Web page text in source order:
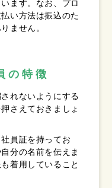
ます。なお、プロ
い方法は振込のた
ません。
の特徴
れないようにする
さえておきましょ
員証を持ってお
分の名前を伝えま
着用していること